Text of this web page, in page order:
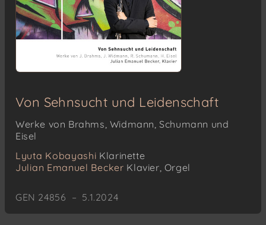
Von Sehnsucht und Leidenschaft
Werke von Brahms, Widmann, Schumann und
Eisel
Lyuta Kobayashi Klarinette
Julian Emanuel Becker Klavier, Orgel
GEN 24856 – 5.1.2024